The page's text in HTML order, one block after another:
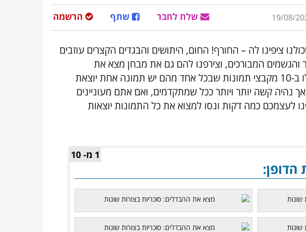
19/08/ הרשמה שתף שלח לחבר
ציפינו לה – החורף! החום, היתושים והבגדים הקצרים עוזבים
והגשמים המבורכים, וצירפנו להם גם את מבחן מצא את
ההבדלים הבא. בשאלות הבאות תיתקלו ב-10 מקבצי תמונות שבכל אחד מהם יש תמונה אחת יוצאת
נהיה קשה יותר ויותר ככל שמתקדמים, ואם אתם מעוניינים
לעצמכם כמה דקות ונסו למצוא את כל התמונות יוצאות
1 מ- 10
הדופן: